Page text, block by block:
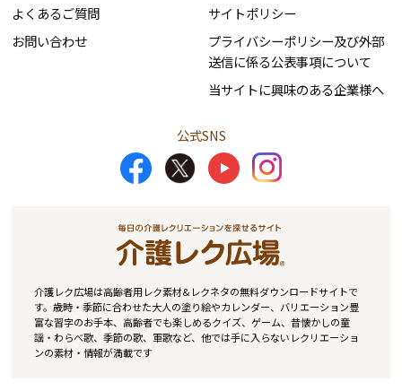
よくあるご質問
お問い合わせ
サイトポリシー
プライバシーポリシー及び外部
送信に係る公表事項について
当サイトに興味のある企業様へ
公式SNS
介護レク広場は高齢者用レク素材&レクネタの無料ダウンロードサイトで
す。歳時・季節に合わせた大人の塗り絵やカレンダー、バリエーション豊
富な習字のお手本、高齢者でも楽しめるクイズ、ゲーム、昔懐かしの童
謡・わらべ歌、季節の歌、軍歌など、他では手に入らないレクリエーショ
ンの素材・情報が満載です